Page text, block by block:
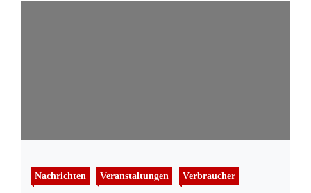
Nachrichten Veranstaltungen Verbraucher